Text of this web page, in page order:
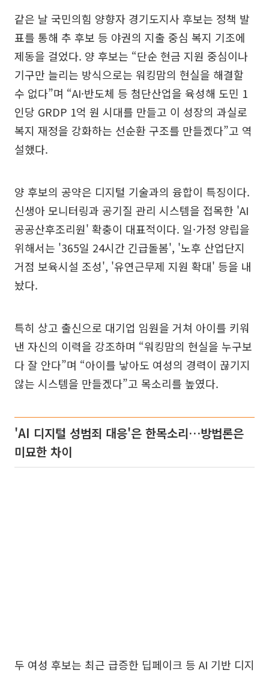
같은 날 국민의힘 양향자 경기도지사 후보는 정책 발
표를 통해 추 후보 등 야권의 지출 중심 복지 기조에
제동을 걸었다. 양 후보는 “단순 현금 지원 중심이나
기구만 늘리는 방식으로는 워킹맘의 현실을 해결할
수 없다”며 “AI·반도체 등 첨단산업을 육성해 도민 1
인당 GRDP 1억 원 시대를 만들고 이 성장의 과실로
복지 재정을 강화하는 선순환 구조를 만들겠다”고 역
설했다.
양 후보의 공약은 디지털 기술과의 융합이 특징이다.
신생아 모니터링과 공기질 관리 시스템을 접목한 'AI
공공산후조리원' 확충이 대표적이다. 일·가정 양립을
위해서는 '365일 24시간 긴급돌봄', '노후 산업단지
거점 보육시설 조성', '유연근무제 지원 확대' 등을 내
놨다.
특히 상고 출신으로 대기업 임원을 거쳐 아이를 키워
낸 자신의 이력을 강조하며 “워킹맘의 현실을 누구보
다 잘 안다”며 “아이를 낳아도 여성의 경력이 끊기지
않는 시스템을 만들겠다”고 목소리를 높였다.
'AI 디지털 성범죄 대응'은 한목소리…방법론은
미묘한 차이
두 여성 후보는 최근 급증한 딥페이크 등 AI 기반 디지